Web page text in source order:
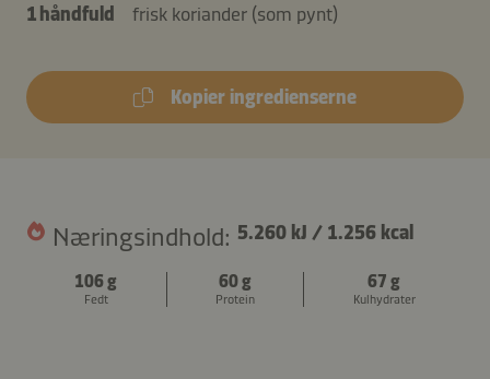
1 håndfuld
frisk koriander (som pynt)
Kopier ingredienserne
Næringsindhold: 5.260 kJ / 1.256 kcal
106 g
Fedt
60 g
Protein
67 g
Kulhydrater